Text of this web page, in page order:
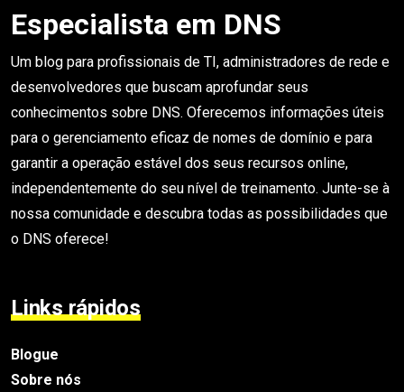
Especialista em DNS
Um blog para profissionais de TI, administradores de rede e
desenvolvedores que buscam aprofundar seus
conhecimentos sobre DNS. Oferecemos informações úteis
para o gerenciamento eficaz de nomes de domínio e para
garantir a operação estável dos seus recursos online,
independentemente do seu nível de treinamento. Junte-se à
nossa comunidade e descubra todas as possibilidades que
o DNS oferece!
Links rápidos
Blogue
Sobre nós